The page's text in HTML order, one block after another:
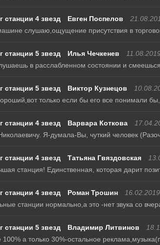
Евген Поспелов
слушаю,ощущение присутствия в
Илья Чечкенев
в расслабленном состоянии и
Виктор Кузнецов
только если бы его все понимали
Варвара Коткова
Я-думала-Вы, чуткий человек
Татьяна Гвяздовская
станция! Единственная, которая дарит
Роман Трошин
16.02.2019
станции нормально,а это -нет звука со
Владимир Литвинов
а только 30%-остальное